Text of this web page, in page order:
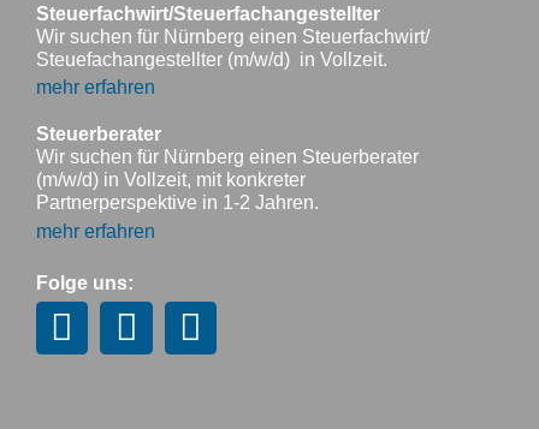
Steuerfachwirt/Steuerfachangestellter
Wir suchen für Nürnberg einen Steuerfachwirt/
Steuefachangestellter (m/w/d) in Vollzeit.
mehr erfahren
Steuerberater
Wir suchen für Nürnberg einen Steuerberater
(m/w/d) in Vollzeit, mit konkreter
Partnerperspektive in 1-2 Jahren.
mehr erfahren
Folge uns: